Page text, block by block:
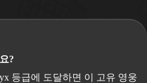
?
등급에 도달하면 이 고유 영웅